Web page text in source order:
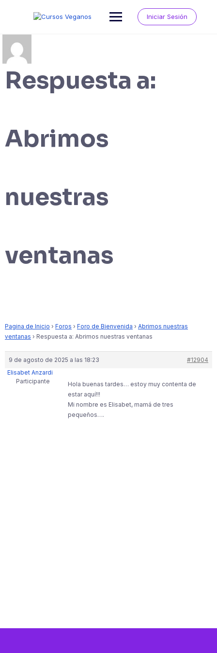
Iniciar Sesión
Respuesta a:
Abrimos
nuestras
ventanas
Pagina de Inicio › Foros › Foro de Bienvenida › Abrimos nuestras
ventanas › Respuesta a: Abrimos nuestras ventanas
9 de agosto de 2025 a las 18:23
#12904
Elisabet Anzardi
Participante
Hola buenas tardes… estoy muy contenta de
estar aquí!!!
Mi nombre es Elisabet, mamá de tres
pequeños….